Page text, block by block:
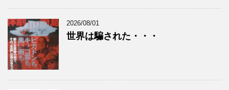
2026/08/01
世界は騙された・・・